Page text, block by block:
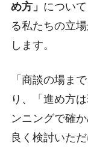
め方」 につい
る私たちの立
します。
「商談の場ま
り、「進め方
ンニングで確
良く検討いた